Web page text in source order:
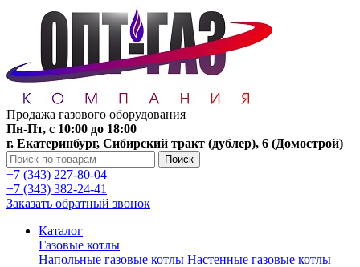
Продажа газового оборудования
Пн-Пт, с 10:00 до 18:00
г. Екатеринбург, Сибирский тракт (дублер), 6 (Домострой)
Поиск
+7 (343) 227-80-04
+7 (343) 382-24-41
Заказать обратный звонок
Каталог
Газовые котлы
Напольные газовые котлы Настенные газовые котлы